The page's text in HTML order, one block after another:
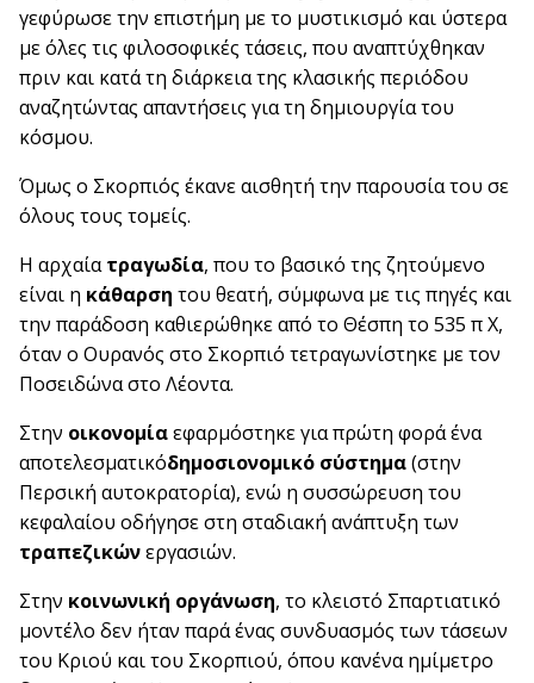
γεφύρωσε την επιστήμη με το μυστικισμό και ύστερα
με όλες τις φιλοσοφικές τάσεις, που αναπτύχθηκαν
πριν και κατά τη διάρκεια της κλασικής περιόδου
αναζητώντας απαντήσεις για τη δημιουργία του
κόσμου.
Όμως ο Σκορπιός έκανε αισθητή την παρουσία του σε
όλους τους τομείς.
Η αρχαίατραγωδία, που το βασικό της ζητούμενο
είναι η κάθαρση του θεατή, σύμφωνα με τις πηγές και
την παράδοση καθιερώθηκε από το Θέσπη το 535 π Χ,
όταν ο Ουρανός στο Σκορπιό τετραγωνίστηκε με τον
Ποσειδώνα στο Λέοντα.
Στην οικονομίαεφαρμόστηκε για πρώτη φορά ένα
αποτελεσματικόδημοσιονομικό σύστημα(στην
Περσική αυτοκρατορία), ενώ η συσσώρευση του
κεφαλαίου οδήγησε στη σταδιακή ανάπτυξη των
τραπεζικώνεργασιών.
Στην κοινωνική οργάνωση, το κλειστό Σπαρτιατικό
μοντέλο δεν ήταν παρά ένας συνδυασμός των τάσεων
του Κριού και του Σκορπιού, όπου κανένα ημίμετρο